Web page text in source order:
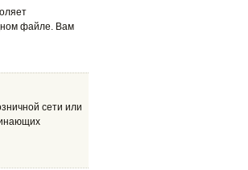
файле. Вам
сети или